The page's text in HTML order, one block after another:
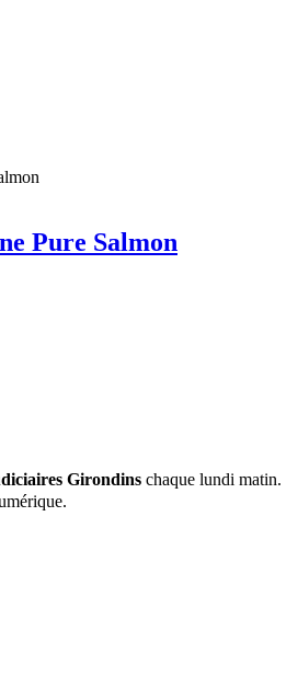
Pure Salmon
Girondins chaque lundi matin.